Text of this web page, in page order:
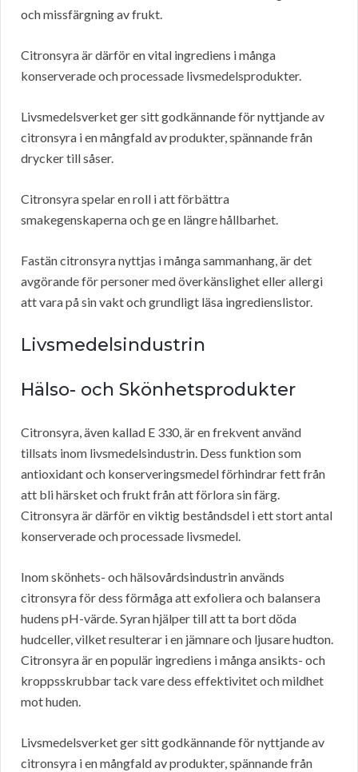
och missfärgning av frukt.
Citronsyra är därför en vital ingrediens i många
konserverade och processade livsmedelsprodukter.
Livsmedelsverket ger sitt godkännande för nyttjande av
citronsyra i en mångfald av produkter, spännande från
drycker till såser.
Citronsyra spelar en roll i att förbättra
smakegenskaperna och ge en längre hållbarhet.
Fastän citronsyra nyttjas i många sammanhang, är det
avgörande för personer med överkänslighet eller allergi
att vara på sin vakt och grundligt läsa ingredienslistor.
Livsmedelsindustrin
Hälso- och Skönhetsprodukter
Citronsyra, även kallad E 330, är en frekvent använd
tillsats inom livsmedelsindustrin. Dess funktion som
antioxidant och konserveringsmedel förhindrar fett från
att bli härsket och frukt från att förlora sin färg.
Citronsyra är därför en viktig beståndsdel i ett stort antal
konserverade och processade livsmedel.
Inom skönhets- och hälsovårdsindustrin används
citronsyra för dess förmåga att exfoliera och balansera
hudens pH-värde. Syran hjälper till att ta bort döda
hudceller, vilket resulterar i en jämnare och ljusare hudton.
Citronsyra är en populär ingrediens i många ansikts- och
kroppsskrubbar tack vare dess effektivitet och mildhet
mot huden.
Livsmedelsverket ger sitt godkännande för nyttjande av
citronsyra i en mångfald av produkter, spännande från